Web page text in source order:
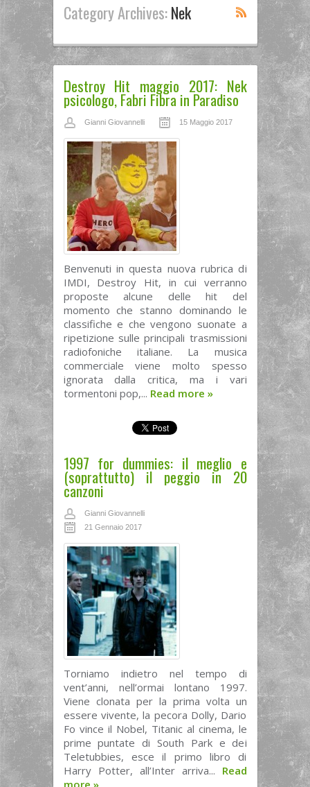
Category Archives:Nek
Destroy Hit maggio 2017: Nek
psicologo, Fabri Fibra in Paradiso
Gianni Giovannelli 15 Maggio 2017
Benvenuti in questa nuova rubrica di
IMDI, Destroy Hit, in cui verranno
proposte alcune delle hit del
momento che stanno dominando le
classifiche e che vengono suonate a
ripetizione sulle principali trasmissioni
radiofoniche italiane. La musica
commerciale viene molto spesso
ignorata dalla critica, ma i vari
tormentoni pop,... Read more »
1997 for dummies: il meglio e
(soprattutto) il peggio in 20
canzoni
Gianni Giovannelli
21 Gennaio 2017
Torniamo indietro nel tempo di
vent’anni, nell’ormai lontano 1997.
Viene clonata per la prima volta un
essere vivente, la pecora Dolly, Dario
Fo vince il Nobel, Titanic al cinema, le
prime puntate di South Park e dei
Teletubbies, esce il primo libro di
Harry Potter, all’Inter arriva... Read
more »